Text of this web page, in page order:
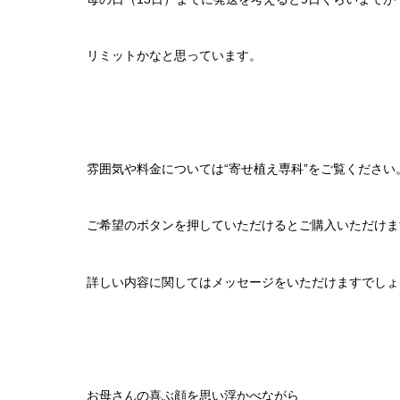
リミットかなと思っています。
雰囲気や料金については“寄せ植え専科”をご覧ください。
ご希望のボタンを押していただけるとご購入いただけま
詳しい内容に関してはメッセージをいただけますでしょ
お母さんの喜ぶ顔を思い浮かべながら